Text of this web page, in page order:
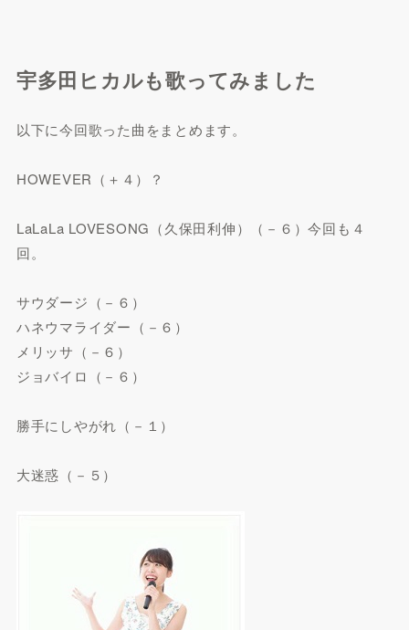
宇多田ヒカルも歌ってみました
以下に今回歌った曲をまとめます。
HOWEVER（＋４）？
LaLaLa LOVESONG（久保田利伸）（－６）今回も４
回。
サウダージ（－６）
ハネウマライダー（－６）
メリッサ（－６）
ジョバイロ（－６）
勝手にしやがれ（－１）
大迷惑（－５）